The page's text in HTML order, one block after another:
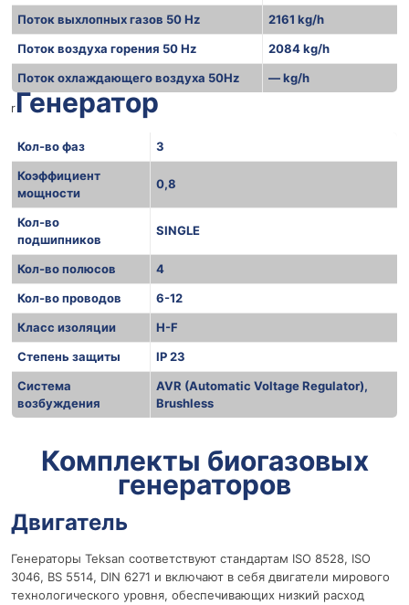
Поток выхлопных газов 50 Hz
2161 kg/h
Поток воздуха горения 50 Hz
2084 kg/h
Поток охлаждающего воздуха 50Hz
— kg/h
rГенератор
Кол-во фаз
3
Коэффициент
мощности
0,8
Кол-во
подшипников
SINGLE
Кол-во полюсов
4
Кол-во проводов
6-12
Класс изоляции
H-F
Степень защиты
IP 23
Система
возбуждения
AVR (Automatic Voltage Regulator),
Brushless
Комплекты биогазовых
генераторов
Двигатель
Генераторы Teksan соответствуют стандартам ISO 8528, ISO
3046, BS 5514, DIN 6271 и включают в себя двигатели мирового
технологического уровня, обеспечивающих низкий расход